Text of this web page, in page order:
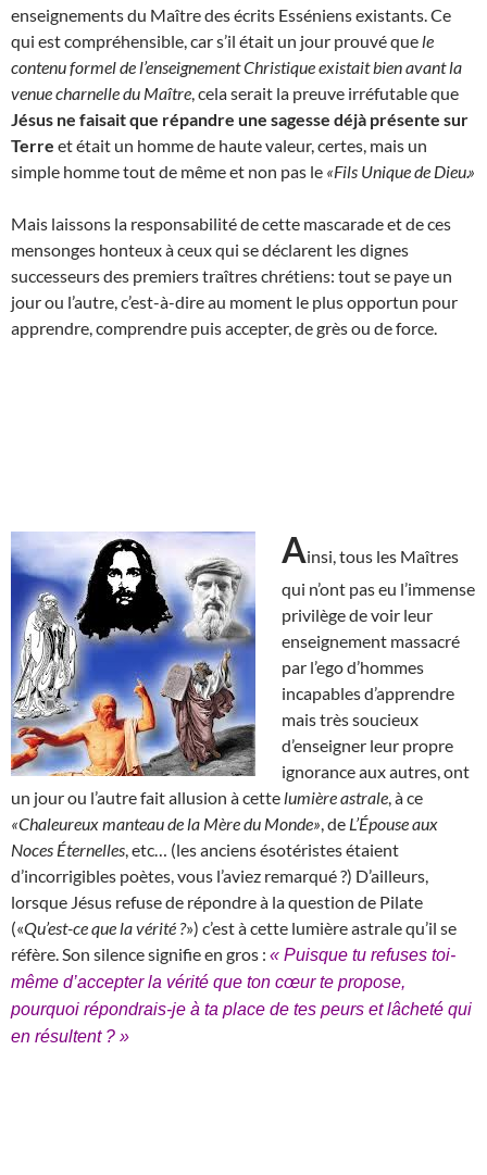
enseignements du Maître des écrits Esséniens existants. Ce
qui est compréhensible, car s’il était un jour prouvé que le
contenu formel de l’enseignement Christique existait bien avant la
venue charnelle du Maître , cela serait la preuve irréfutable que
Jésus ne faisait que répandre une sagesse déjà présente sur
Terre et était un homme de haute valeur, certes, mais un
simple homme tout de même et non pas le «Fils Unique de Dieu.»
Mais laissons la responsabilité de cette mascarade et de ces
mensonges honteux à ceux qui se déclarent les dignes
successeurs des premiers traîtres chrétiens: tout se paye un
jour ou l’autre, c’est-à-dire au moment le plus opportun pour
apprendre, comprendre puis accepter, de grès ou de force.
Ainsi, tous les Maîtres
qui n’ont pas eu l’immense
privilège de voir leur
enseignement massacré
par l’ego d’hommes
incapables d’apprendre
mais très soucieux
d’enseigner leur propre
ignorance aux autres, ont
un jour ou l’autre fait allusion à cette lumière astrale , à ce
«Chaleureux manteau de la Mère du Monde» , de L’Épouse aux
Noces Éternelles , etc… (les anciens ésotéristes étaient
d’incorrigibles poètes, vous l’aviez remarqué ?) D’ailleurs,
lorsque Jésus refuse de répondre à la question de Pilate
(«Qu’est-ce que la vérité ?») c’est à cette lumière astrale qu’il se
réfère. Son silence signifie en gros : « Puisque tu refuses toi-
même d’accepter la vérité que ton cœur te propose,
pourquoi répondrais-je à ta place de tes peurs et lâcheté qui
en résultent ? »